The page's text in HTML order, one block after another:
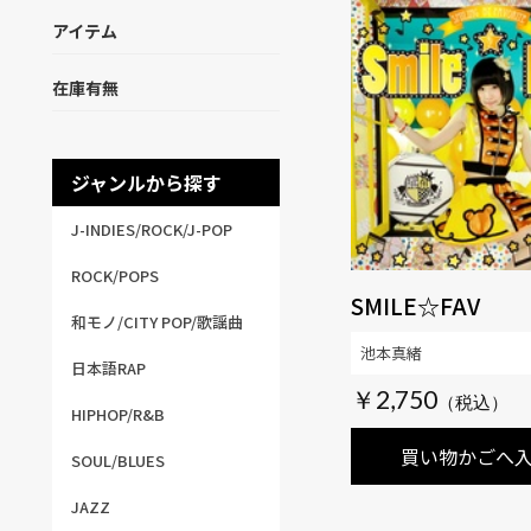
アイテム
在庫有無
ジャンルから探す
J-INDIES/ROCK/J-POP
ROCK/POPS
和モノ/CITY POP/歌謡曲
日本語RAP
HIPHOP/R&B
SOUL/BLUES
JAZZ
SMILE☆FAV
￥2,750
買い物かごへ
池本真緒